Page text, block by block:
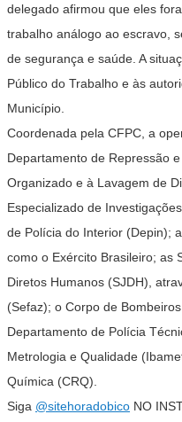
delegado afirmou que eles
trabalho análogo ao escravo,
de segurança e saúde. A
Público do Trabalho e às
Município.
Coordenada pela CFPC, a
Departamento de Repressão
Organizado e à Lavagem de
Especializado de
de Polícia do Interior (Depin);
como o Exército Brasileiro; as
Diretos Humanos (SJDH),
(Sefaz); o Corpo de
Departamento de Polícia
Metrologia e Qualidade
Química (CRQ).
Siga @sitehoradobico NO